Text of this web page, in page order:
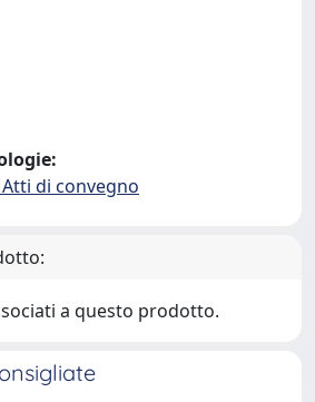
di convegno
a questo prodotto.